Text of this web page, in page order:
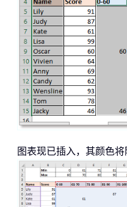
图表现已插入，其颜色将